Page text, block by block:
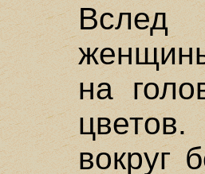
Вслед
на
вокруг